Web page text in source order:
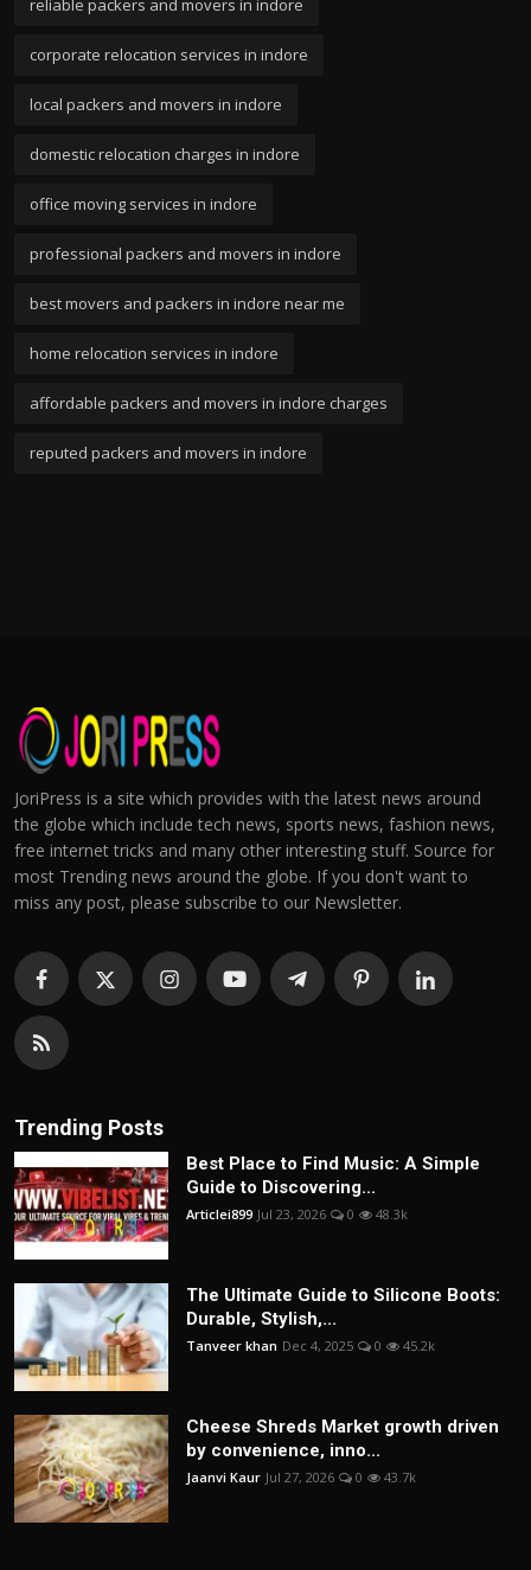
reliable packers and movers in indore
corporate relocation services in indore
local packers and movers in indore
domestic relocation charges in indore
office moving services in indore
professional packers and movers in indore
best movers and packers in indore near me
home relocation services in indore
affordable packers and movers in indore charges
reputed packers and movers in indore
JoriPress is a site which provides with the latest news around
the globe which include tech news, sports news, fashion news,
free internet tricks and many other interesting stuff. Source for
most Trending news around the globe. If you don't want to
miss any post, please subscribe to our Newsletter.
Trending Posts
Best Place to Find Music: A Simple
Guide to Discovering...
Articlei899 Jul 23, 2026 0 48.3k
The Ultimate Guide to Silicone Boots:
Durable, Stylish,...
Tanveer khan Dec 4, 2025 0 45.2k
Cheese Shreds Market growth driven
by convenience, inno...
Jaanvi Kaur Jul 27, 2026 0 43.7k